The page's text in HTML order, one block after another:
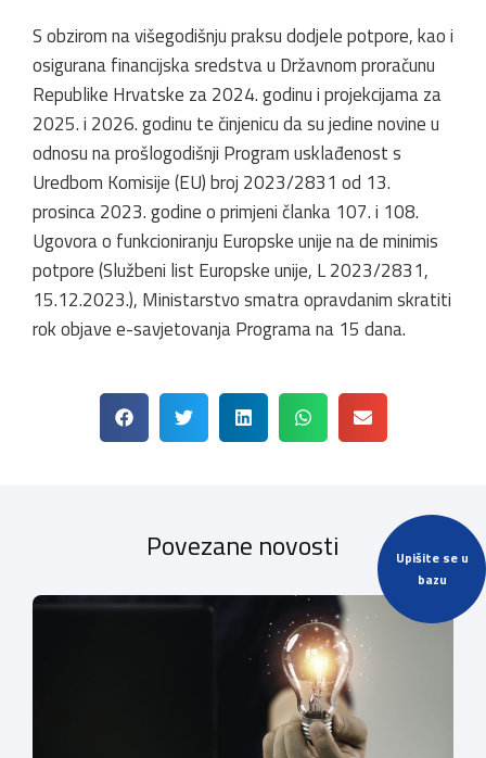
Upišite se u
bazu
S obzirom na višegodišnju praksu dodjele potpore, kao i
osigurana financijska sredstva u Državnom proračunu
Republike Hrvatske za 2024. godinu i projekcijama za
2025. i 2026. godinu te činjenicu da su jedine novine u
odnosu na prošlogodišnji Program usklađenost s
Uredbom Komisije (EU) broj 2023/2831 od 13.
prosinca 2023. godine o primjeni članka 107. i 108.
Ugovora o funkcioniranju Europske unije na de minimis
potpore (Službeni list Europske unije, L 2023/2831,
15.12.2023.), Ministarstvo smatra opravdanim skratiti
rok objave e-savjetovanja Programa na 15 dana.
Povezane novosti